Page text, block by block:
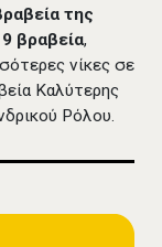
της
9 βραβεία,
νίκες σε
Καλύτερης
Ρόλου.